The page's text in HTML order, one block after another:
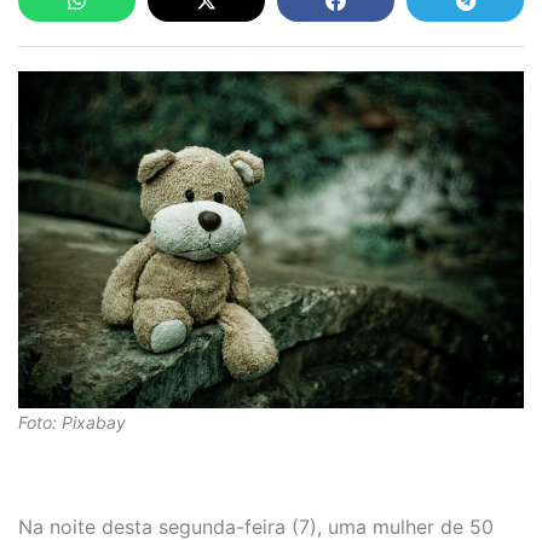
Foto: Pixabay
Na noite desta segunda-feira (7), uma mulher de 50